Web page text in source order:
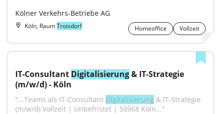
Kölner Verkehrs-Betriebe AG
Köln, RaumTroisdorf Homeoffice Vollzeit
IT-Consultant Digitalisierung & IT-Strategie
(m/w/d) - Köln
"...Teams als IT-Consultant Digitalisierung & IT-Strategie
(m/w/d) Vollzeit | Unbefristet | 50968 Köln..."